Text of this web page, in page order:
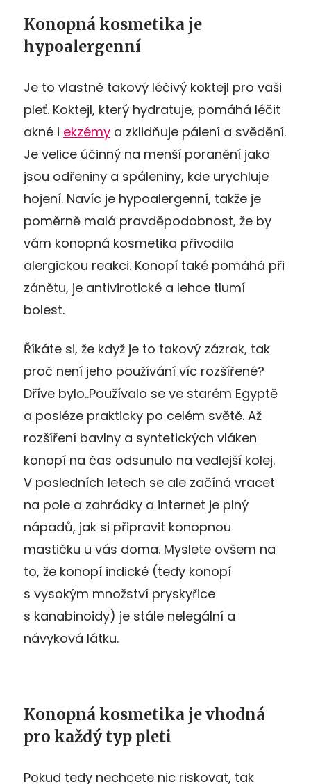
Konopná kosmetika je
hypoalergenní
Je to vlastně takový léčivý koktejl pro vaši
pleť. Koktejl, který hydratuje, pomáhá léčit
akné i ekzémy a zklidňuje pálení a svědění.
Je velice účinný na menší poranění jako
jsou odřeniny a spáleniny, kde urychluje
hojení. Navíc je hypoalergenní, takže je
poměrně malá pravděpodobnost, že by
vám konopná kosmetika přivodila
alergickou reakci. Konopí také pomáhá při
zánětu, je antivirotické a lehce tlumí
bolest.
Říkáte si, že když je to takový zázrak, tak
proč není jeho používání víc rozšířené?
Dříve bylo..Používalo se ve starém Egyptě
a posléze prakticky po celém světě. Až
rozšíření bavlny a syntetických vláken
konopí na čas odsunulo na vedlejší kolej.
V posledních letech se ale začíná vracet
na pole a zahrádky a internet je plný
nápadů, jak si připravit konopnou
mastičku u vás doma. Myslete ovšem na
to, že konopí indické (tedy konopí
s vysokým množství pryskyřice
s kanabinoidy) je stále nelegální a
návyková látku.
Konopná kosmetika je vhodná
pro každý typ pleti
Pokud tedy nechcete nic riskovat, tak